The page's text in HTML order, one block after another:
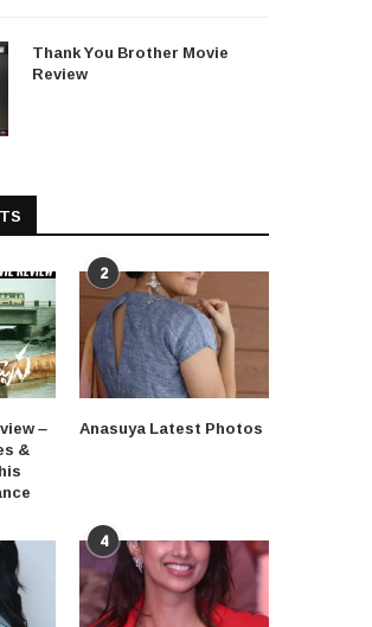
Thank You Brother Movie
Review
–
&
2
Anasuya Latest Photos
4